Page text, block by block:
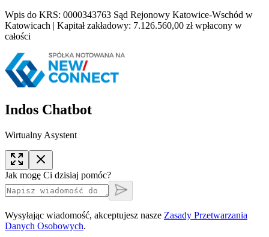
Wpis do KRS: 0000343763 Sąd Rejonowy Katowice-Wschód w
Katowicach | Kapitał zakładowy: 7.126.560,00 zł wpłacony w
całości
Indos Chatbot
Wirtualny Asystent
Jak mogę Ci dzisiaj pomóc?
Wysyłając wiadomość, akceptujesz nasze Zasady Przetwarzania
Danych Osobowych.